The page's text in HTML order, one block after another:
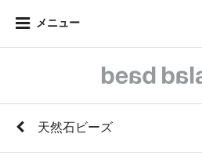
メニュー
天然石ビーズ